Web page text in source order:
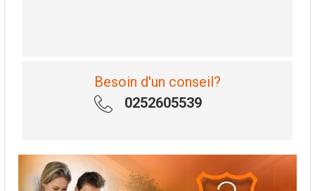
Besoin d'un conseil?
0252605539